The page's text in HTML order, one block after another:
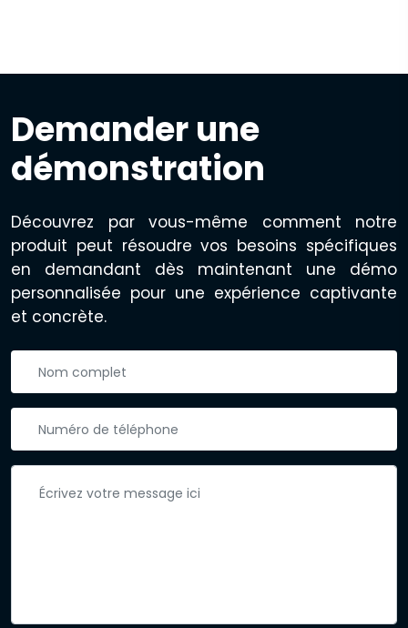
Demander une
démonstration
Découvrez par vous-même comment notre
produit peut résoudre vos besoins spécifiques
en demandant dès maintenant une démo
personnalisée pour une expérience captivante
et concrète.